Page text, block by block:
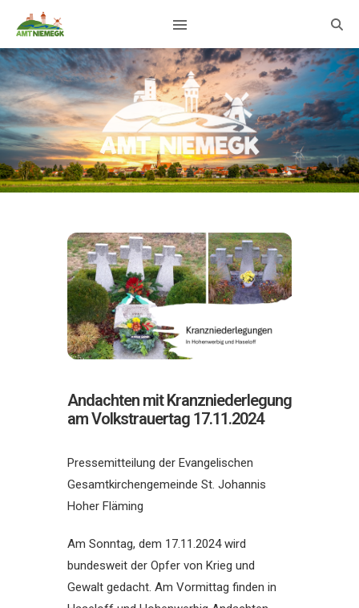
Andachten mit Kranzniederlegung
am Volkstrauertag 17.11.2024
Pressemitteilung der Evangelischen
Gesamtkirchengemeinde St. Johannis
Hoher Fläming
Am Sonntag, dem 17.11.2024 wird
bundesweit der Opfer von Krieg und
Gewalt gedacht. Am Vormittag finden in